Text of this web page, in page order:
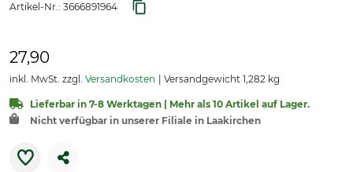
Artikel-Nr.: 3666891964
27,90
inkl. MwSt. zzgl. Versandkosten Versandgewicht 1,282 kg
Lieferbar in 7-8 Werktagen | Mehr als 10 Artikel auf Lager.
Nicht verfügbar in unserer Filiale in Laakirchen